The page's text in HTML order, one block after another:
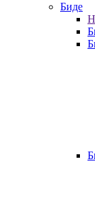
Биде